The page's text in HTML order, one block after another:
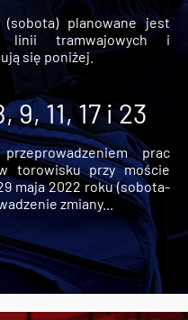
planowane jest
linii tramwajowych i
się poniżej.
11, 17 i 23
prac
torowisku przy moście
maja 2022 roku (sobota-
zmiany...